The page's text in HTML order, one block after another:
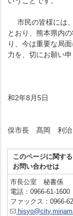
市民の皆様には
とおり、熊本県内
り、今は重要な局
力を、切にお願い
和2年8月5日
俣市長 髙岡 利治
このページに関する
お問い合わせは
市長公室 秘書係
電話：0966-61-1600
ファックス：0966-